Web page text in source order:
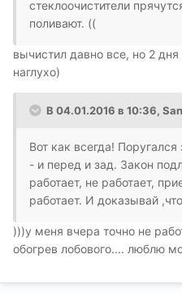
стеклоочистители
поливают. ((
вычистил давно все, но 2 дня
наглухо)
В 04.01.2016 в 10:36,
Вот как всегда!
- и перед и зад. Закон
работает, не работает,
работает. И доказывай
)))у меня вчера точно не
обогрев лобового.... люблю